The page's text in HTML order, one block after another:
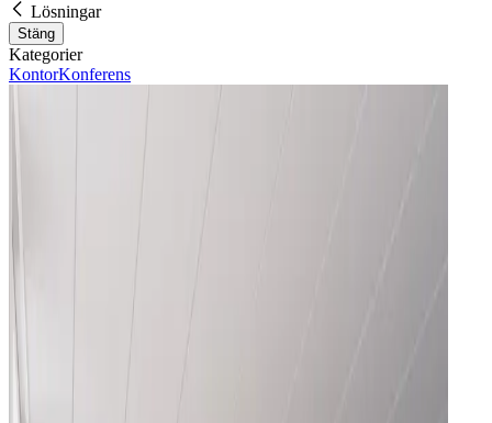
Lösningar
Stäng
Kategorier
KontorKonferens